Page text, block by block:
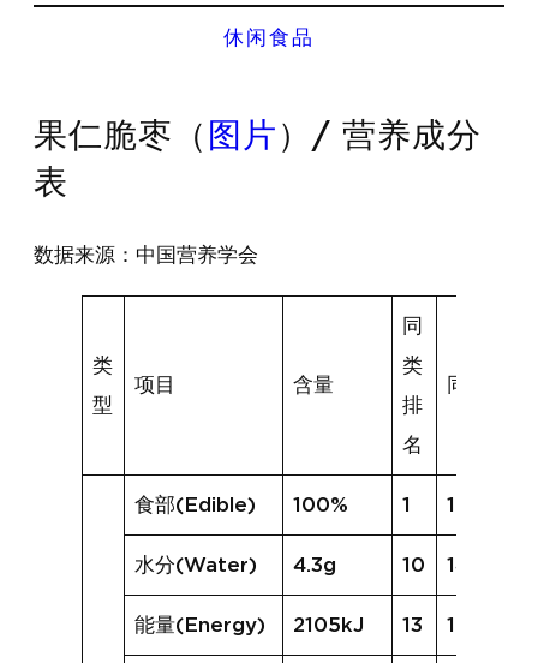
休闲食品
果仁脆枣（ 图片 ）/ 营养成分
表
数据来源：中国营养学会
类
型
项目 含量
同
类
排
名
同类均值
食部(Edible) 100% 1 100%
水分(Water) 4.3g 10 14.3g
能量(Energy) 2105kJ 13 1788kJ